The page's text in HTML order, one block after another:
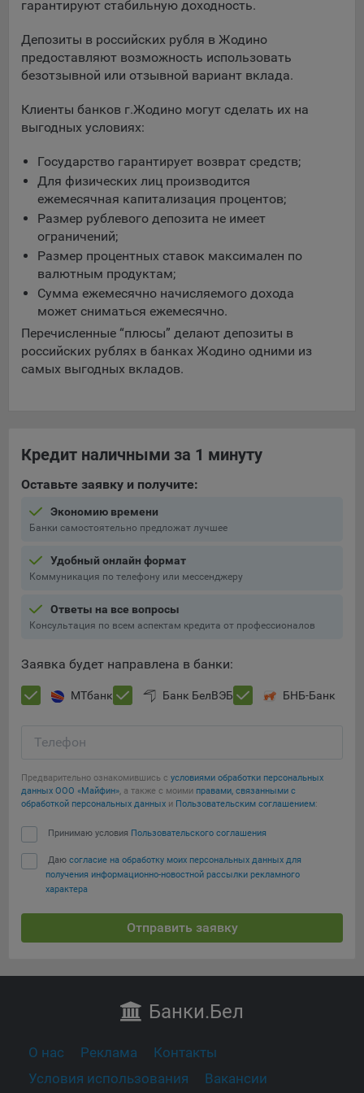
Компании, которой мы поручаем обработку данных для
данной цели:
компанией, согласно договора аренды ООО «Рэкун
технолоджи», 220069 г. Минск, пр-т Дзержинского, д.3Б,
Рекламные Cookie
Отключение рекламных cookie-файлы не позволит
принимать меры по совершенствованию работы
Сайта, исходя из предпочтений пользователя, а также
осуществлять подбор рекламы, иных рекламных
материалов по наиболее актуальному, подходящему
назначению для каждого конкретного пользователя.
Компании, которым мы поручаем обработку данных для
данной цели:
Яндекса рекламная сеть (Yandex Mobile Ads, ADFOX) -
предоставляемый компанией Google Ireland Ltd, Gordon
Сохранить мои изменения
Сохранить по умолчанию
гарантируют стабильную доходность.
Депозиты в российских рубля в Жодино
предоставляют возможность использовать
безотзывной или отзывной вариант вклада.
Клиенты банков г.Жодино могут сделать их на
выгодных условиях:
Государство гарантирует возврат средств;
Для физических лиц производится
ежемесячная капитализация процентов;
Размер рублевого депозита не имеет
ограничений;
Размер процентных ставок максимален по
валютным продуктам;
Сумма ежемесячно начисляемого дохода
может сниматься ежемесячно.
Перечисленные “плюсы” делают депозиты в
российских рублях в банках Жодино одними из
самых выгодных вкладов.
Кредит наличными за 1 минуту
Оставьте заявку и получите:
Экономию времени
Банки самостоятельно предложат лучшее
Удобный онлайн формат
Коммуникация по телефону или мессенджеру
Ответы на все вопросы
Консультация по всем аспектам кредита от профессионалов
Заявка будет направлена в банки:
МТбанк Банк БелВЭБ БНБ-Банк
Телефон
Предварительно ознакомившись с условиями обработки персональных
данных ООО «Майфин», а также с моими правами, связанными с
обработкой персональных данных и Пользовательским соглашением:
Принимаю условия Пользовательского соглашения
Даю согласие на обработку моих персональных данных для
получения информационно-новостной рассылки рекламного
характера
Отправить заявку
Банки.Бел
О нас Реклама
Контакты
Условия использования
Вакансии